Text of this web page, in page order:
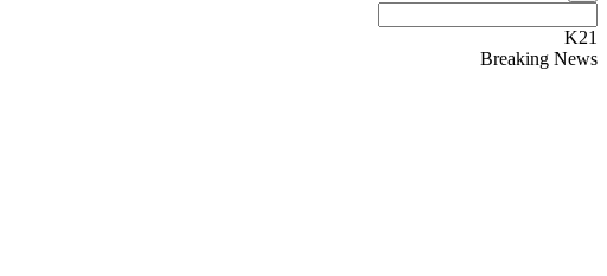
K21
Breaking News